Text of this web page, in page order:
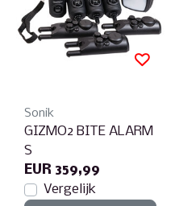
Sonik
GIZMO2 BITE ALARM
S
EUR 359,99
Vergelijk